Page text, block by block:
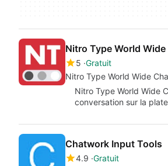
Nitro Type World
5 Gratuit
Nitro Type World Wide
Nitro Type World Wide
conversation sur la
Chatwork Input Tools
4.9 Gratuit